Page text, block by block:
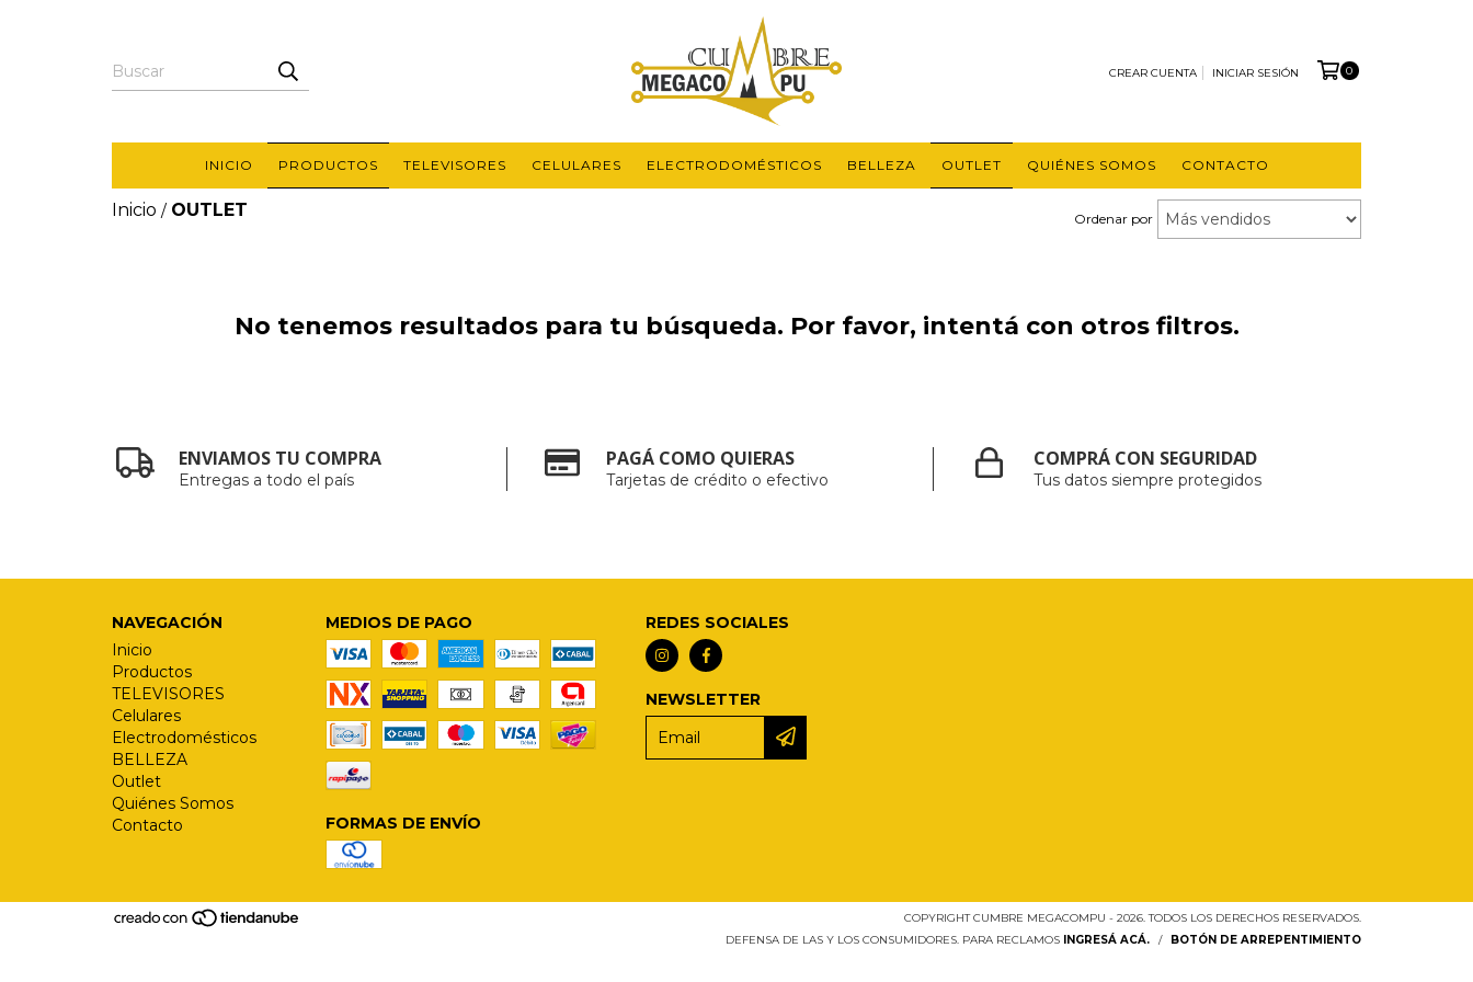
CREAR CUENTA INICIAR SESIÓN 0
INICIO PRODUCTOS TELEVISORES CELULARES ELECTRODOMÉSTICOS BELLEZA OUTLET QUIÉNES SOMOS CONTACTO
Inicio / OUTLET Ordenar por
No tenemos resultados para tu búsqueda. Por favor, intentá con otros filtros.
ENVIAMOS TU COMPRA
Entregas a todo el país
PAGÁ COMO QUIERAS
Tarjetas de crédito o efectivo
COMPRÁ CON SEGURIDAD
Tus datos siempre protegidos
NAVEGACIÓN
Inicio
Productos
TELEVISORES
Celulares
Electrodomésticos
BELLEZA
Outlet
Quiénes Somos
Contacto
MEDIOS DE PAGO
FORMAS DE ENVÍO
REDES SOCIALES
NEWSLETTER
COPYRIGHT CUMBRE MEGACOMPU - 2026. TODOS LOS DERECHOS RESERVADOS.
DEFENSA DE LAS Y LOS CONSUMIDORES. PARA RECLAMOS INGRESÁ ACÁ. / BOTÓN DE ARREPENTIMIENTO